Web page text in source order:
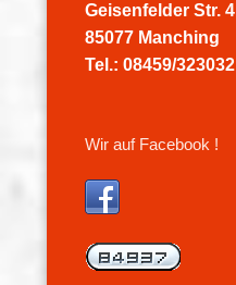
Geisenfelder Str. 4
85077 Manching
Tel.: 08459/323032
Wir auf Facebook !